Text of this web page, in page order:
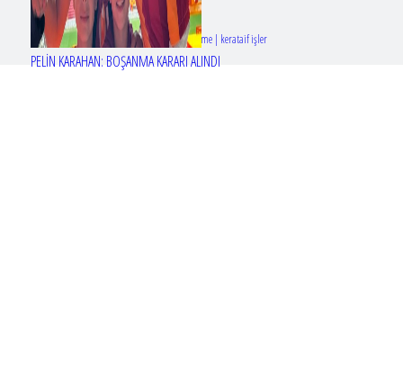
PELİN KARAHAN: BOŞANMA KARARI ALINDI
Tasarım & Geliştirme | kerataif işler